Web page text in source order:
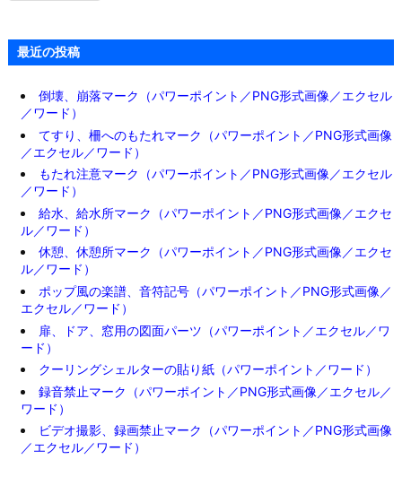
最近の投稿
倒壊、崩落マーク（パワーポイント／PNG形式画像／エクセル
／ワード）
てすり、柵へのもたれマーク（パワーポイント／PNG形式画像
／エクセル／ワード）
もたれ注意マーク（パワーポイント／PNG形式画像／エクセル
／ワード）
給水、給水所マーク（パワーポイント／PNG形式画像／エクセ
ル／ワード）
休憩、休憩所マーク（パワーポイント／PNG形式画像／エクセ
ル／ワード）
ポップ風の楽譜、音符記号（パワーポイント／PNG形式画像／
エクセル／ワード）
扉、ドア、窓用の図面パーツ（パワーポイント／エクセル／ワ
ード）
クーリングシェルターの貼り紙（パワーポイント／ワード）
録音禁止マーク（パワーポイント／PNG形式画像／エクセル／
ワード）
ビデオ撮影、録画禁止マーク（パワーポイント／PNG形式画像
／エクセル／ワード）